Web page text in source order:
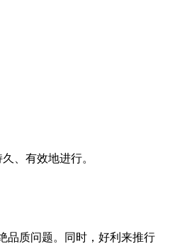
、有效地进行。
品质问题。同时，好利来推行